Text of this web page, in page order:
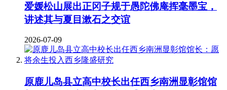
爱媛松山展出正冈子规于愚陀佛庵挥毫墨宝，
讲述其与夏目漱石之交谊
2026-07-09
原鹿儿岛县立高中校长出任西乡南洲显彰馆馆